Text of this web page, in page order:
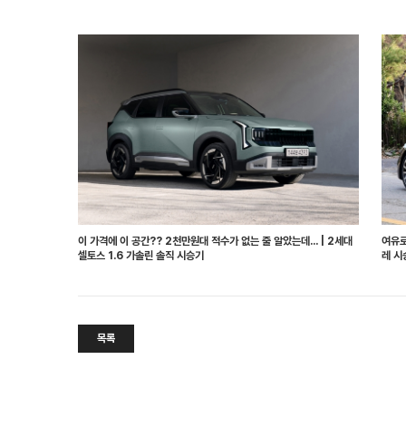
이 가격에 이 공간?? 2천만원대 적수가 없는 줄 알았는데... | 2세대
셀토스 1.6 가솔린 솔직 시승기
여유
레 시
목록